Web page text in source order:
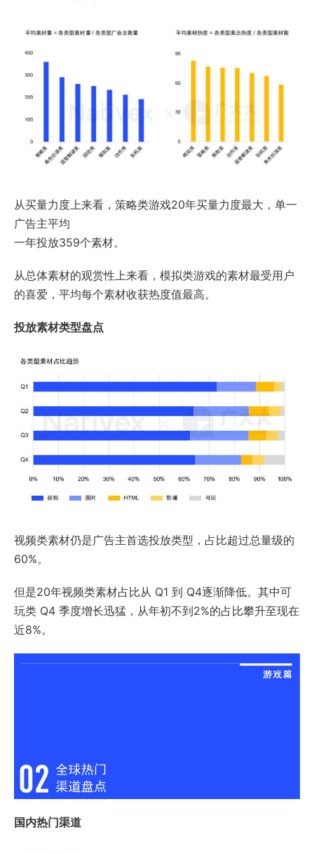
从买量力度上来看，策略类游戏20年买量力度最大，单一
广告主平均
一年投放359个素材。
从总体素材的观赏性上来看，模拟类游戏的素材最受用户
的喜爱，平均每个素材收获热度值最高。
投放素材类型盘点
视频类素材仍是广告主首选投放类型，占比超过总量级的
60%。
但是20年视频类素材占比从 Q1 到 Q4逐渐降低。其中可
玩类 Q4 季度增长迅猛，从年初不到2%的占比攀升至现在
近8%。
国内热门渠道